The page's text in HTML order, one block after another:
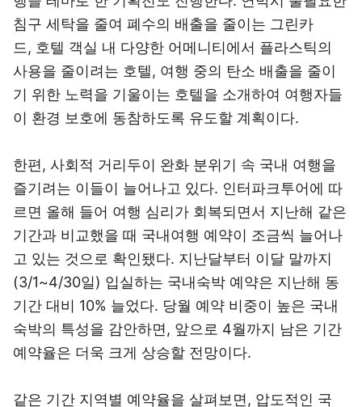
침구 세탁을 줄여 폐수의 배출을 줄이는 그린카
드, 호텔 객실 내 다양한 어메니티에서 플라스틱의
사용을 줄이려는 호텔, 여행 중의 탄소 배출을 줄이
기 위한 노력을 기울이는 호텔을 소개하여 여행자들
이 환경 보호에 동참하도록 유도할 계획이다.
한편, 사회적 거리두이 완화 분위기 속 국내 여행을
즐기려는 이들이 늘어나고 있다. 인터파크투어에 따
르면 올해 들어 여행 심리가 회복되면서 지난해 같은
기간과 비교했을 때 국내여행 예약이 조금씩 늘어나
고 있는 것으로 확인됐다. 지난달부터 이달 말까지
(3/1~4/30일) 입실하는 국내숙박 예약은 지난해 동
기간 대비 10% 늘었다. 당월 예약 비중이 높은 국내
숙박의 특성을 감안하면, 앞으로 4월까지 남은 기간
예약율은 더욱 크게 상승할 전망이다.
같은 기간 지역별 예약율을 살펴보면, 압도적인 국